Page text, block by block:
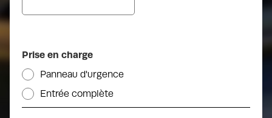
Poids
Consommation au gaz naturel en m3/h à 50%
Prise en charge
Panneau d'urgence
Entrée complète